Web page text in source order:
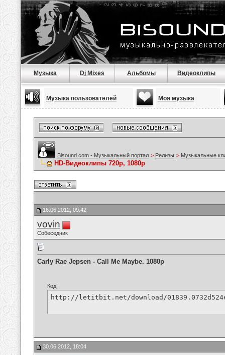
Музыка Dj Mixes Альбомы Видеоклипы
Музыка пользователей Моя музыка
Bisound.com - Музыкальный портал > Релизы > Музыкальные
HD-Видеоклипы 720p, 1080p
16.06.2012, 09:42
vovin
Собеседник
Carly Rae Jepsen - Call Me Maybe. 1080p
Код:
http://letitbit.net/download/
30.06.2012, 18:04